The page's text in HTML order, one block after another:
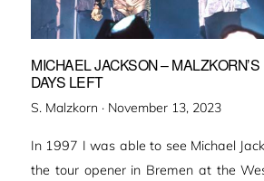
MICHAEL JACKSON – MALZKORN’S
DAYS LEFT
S. Malzkorn · Veröffentlicht
November 13, 2023
In 1997 I was able to see Michael
the tour opener in Bremen at the